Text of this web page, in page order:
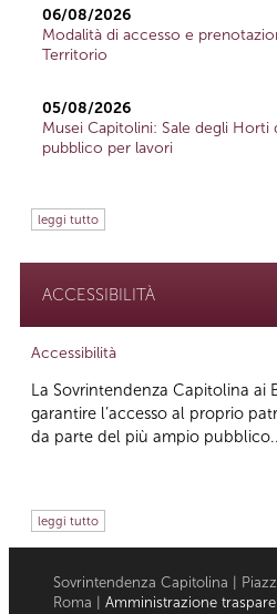
06/08/2026
Modalità di accesso e
Territorio
05/08/2026
Musei Capitolini: Sale degli Horti
pubblico per lavori
leggi tutto
ACCESSIBILITÀ
Accessibilità
La Sovrintendenza Capitolina ai
garantire l’accesso al proprio
da parte del più ampio
leggi tutto
Sovrintendenza Capitolina |
Roma | Amministrazione